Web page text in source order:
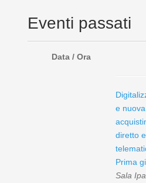
Eventi passati
Data / Ora
e
diretto
Prima
Sala